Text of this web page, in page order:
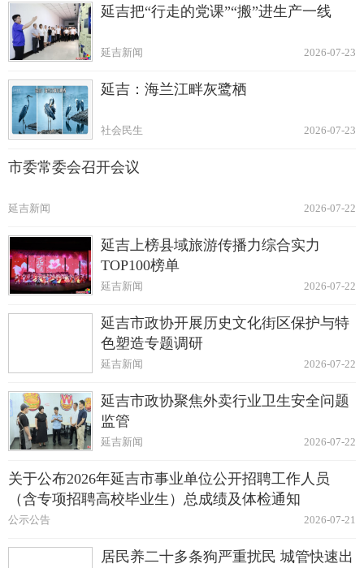
延吉把“行走的党课”“搬”进生产一线
2026-07-23
延吉新闻
延吉：海兰江畔灰鹭栖
2026-07-23
社会民生
市委常委会召开会议
2026-07-22
延吉新闻
延吉上榜县域旅游传播力综合实力
TOP100榜单
2026-07-22
延吉新闻
延吉市政协开展历史文化街区保护与特
色塑造专题调研
2026-07-22
延吉新闻
延吉市政协聚焦外卖行业卫生安全问题
监管
2026-07-22
延吉新闻
关于公布2026年延吉市事业单位公开招聘工作人员
（含专项招聘高校毕业生）总成绩及体检通知
2026-07-21
公示公告
居民养二十多条狗严重扰民 城管快速出